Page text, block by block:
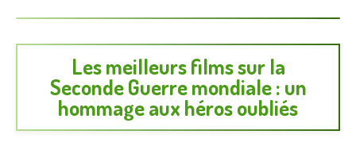
Les meilleurs films sur la
Seconde Guerre mondiale : un
hommage aux héros oubliés